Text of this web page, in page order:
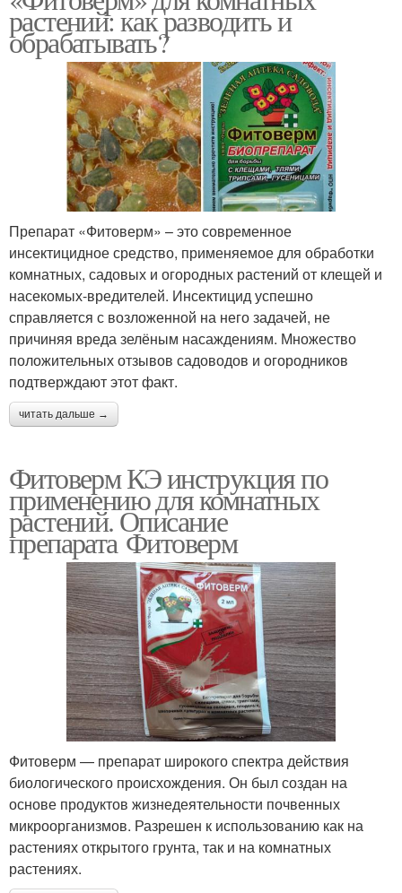
растений: как разводить и
обрабатывать?
Препарат «Фитоверм» – это современное
инсектицидное средство, применяемое для обработки
комнатных, садовых и огородных растений от клещей и
насекомых-вредителей. Инсектицид успешно
справляется с возложенной на него задачей, не
причиняя вреда зелёным насаждениям. Множество
положительных отзывов садоводов и огородников
подтверждают этот факт.
читать дальше →
Фитоверм КЭ инструкция по
применению для комнатных
растений. Описание
препарата Фитоверм
Фитоверм — препарат широкого спектра действия
биологического происхождения. Он был создан на
основе продуктов жизнедеятельности почвенных
микроорганизмов. Разрешен к использованию как на
растениях открытого грунта, так и на комнатных
растениях.